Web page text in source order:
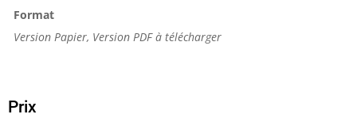
Format
Version Papier, Version PDF à télécharger
Prix